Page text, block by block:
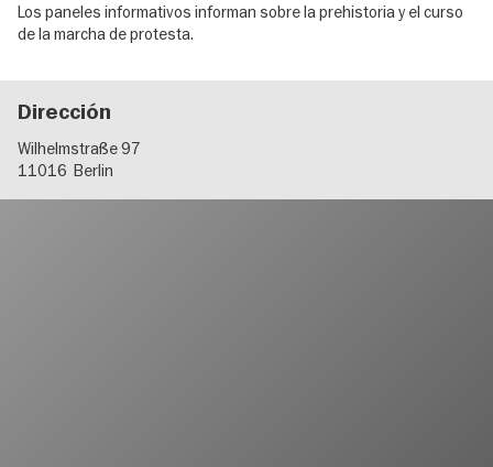
Los paneles informativos informan sobre la prehistoria y el curso
de la marcha de protesta.
Dirección
Wilhelmstraße 97
11016 Berlin